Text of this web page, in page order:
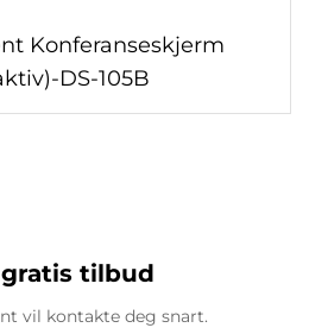
Konferanseskjerm
DS-105B
tilbud
vil kontakte deg snart.